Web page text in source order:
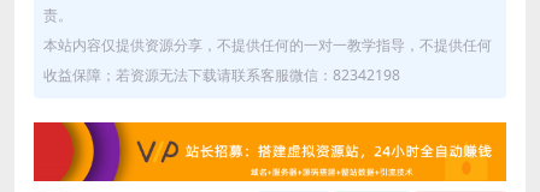
责。
本站内容仅提供资源分享，不提供任何的一对一教学指导，不提供任何
收益保障；若资源无法下载请联系客服微信：82342198